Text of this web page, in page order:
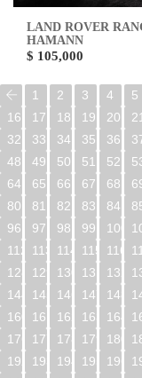
LAND ROVER
HAMANN
$ 105,000
1 2 3 4 5
16
17 18 19 20 21
32
33 34 35 36
48
49 50 51 52
64
65 66 67 68
80
81 82 83 84
96
97 98 99 100
112
113 114 115 116
128
129 130 131 132
144
145 146 147 148
160
161 162 163 164
176
177 178 179 180
192
193 194 195 196